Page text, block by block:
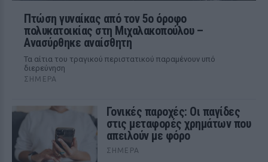
Πτώση γυναίκας από τον 5ο όροφο
πολυκατοικίας στη Μιχαλακοπούλου –
Ανασύρθηκε αναίσθητη
Τα αίτια του τραγικού περιστατικού παραμένουν υπό
διερεύνηση
ΣΉΜΕΡΑ
Γονικές παροχές: Οι παγίδες
στις μεταφορές χρημάτων που
απειλούν με φόρο
ΣΉΜΕΡΑ